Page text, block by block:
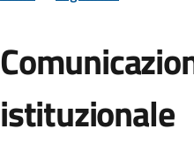
istituzionale